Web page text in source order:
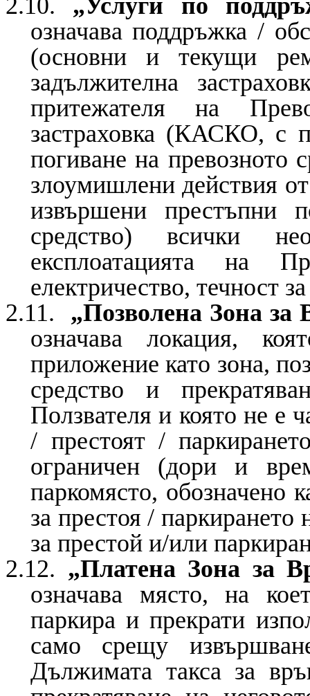
2.10. „Услуги по
означава поддръжка /
(основни и текущи
задължителна
притежателя на
застраховка (КАСКО, с
погиване на превозното
злоумишлени действия
извършени престъпни
средство) всички
експлоатацията на
електричество, течност
2.11. „Позволена Зона за
означава локация,
приложение като зона,
средство и
Ползвателя и която не е
/ престоят /
ограничен (дори и
паркомясто, обозначено
за престоя / паркирането
за престой и/или
2.12. „Платена Зона за
означава място, на
паркира и прекрати
само срещу
Дължимата такса за